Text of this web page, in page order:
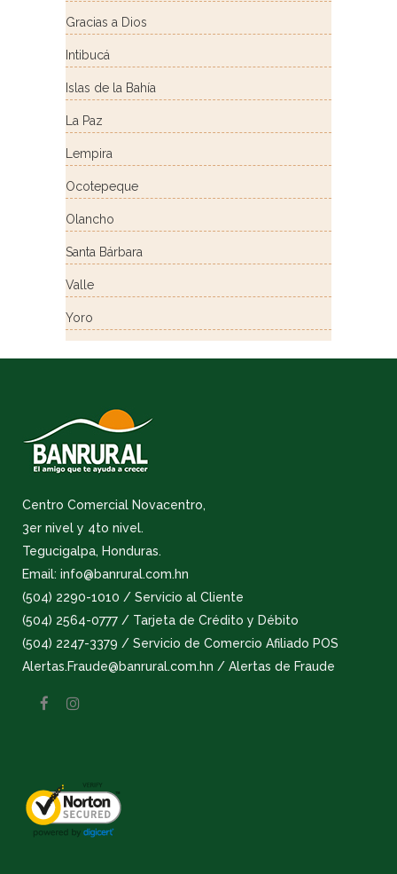
Gracias a Dios
Intibucá
Islas de la Bahía
La Paz
Lempira
Ocotepeque
Olancho
Santa Bárbara
Valle
Yoro
Centro Comercial Novacentro,
3er nivel y 4to nivel.
Tegucigalpa, Honduras.
Email: info@banrural.com.hn
(504) 2290-1010 / Servicio al Cliente
(504) 2564-0777 / Tarjeta de Crédito y Débito
(504) 2247-3379 / Servicio de Comercio Afiliado POS
Alertas.Fraude@banrural.com.hn / Alertas de Fraude